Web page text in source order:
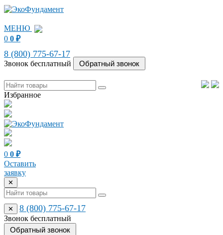
МЕНЮ
0 0 ₽
8 (800) 775-67-17
Звонок бесплатный
Избранное
0 0 ₽
Оставить
заявку
✕
✕ 8 (800) 775-67-17
Звонок бесплатный